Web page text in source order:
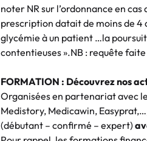
noter NR sur l’ordonnance en
prescription datait de moins de 4
glycémie à un patient …la
contentieuses ».NB : requête
FORMATION : Découvrez nos
Organisées en partenariat avec
Medistory, Medicawin,
(débutant – confirmé – expert)